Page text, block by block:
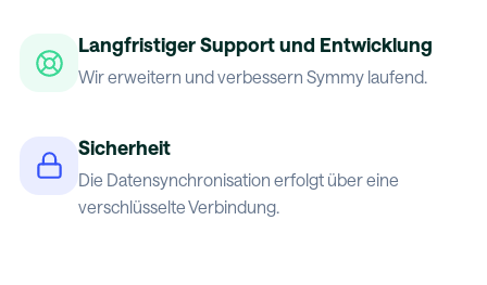
Langfristiger Support und Entwicklung
Wir erweitern und verbessern Symmy laufend.
Sicherheit
Die Datensynchronisation erfolgt über eine
verschlüsselte Verbindung.